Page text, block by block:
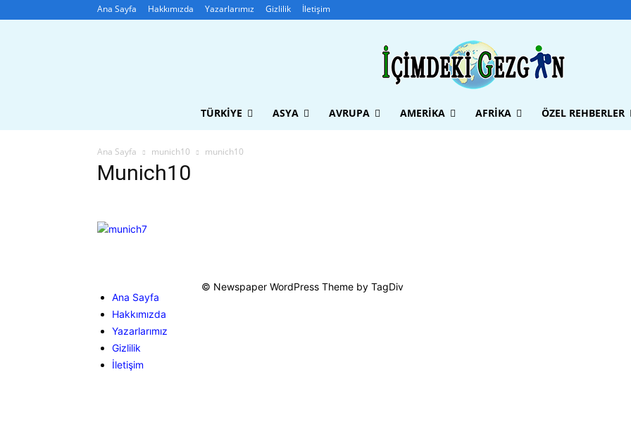
Ana Sayfa Hakkımızda Yazarlarımız Gizlilik İletişim
TÜRKIYE ASYA AVRUPA AMERIKA AFRIKA ÖZEL REHBERLER
Ana Sayfa munich10 munich10
Munich10
Ana Sayfa
Hakkımızda
Yazarlarımız
Gizlilik
İletişim
© Newspaper WordPress Theme by TagDiv